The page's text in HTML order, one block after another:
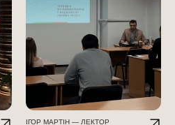
ІГОР МАРТІН — ЛЕКТОР